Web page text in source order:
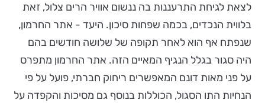
לצאת לגיחת התרעננות בה ננשום אוויר הרים צלול, זאת
בלווית הנכדים, בכמה שפחות סיכון. היעד - אתר החרמון,
שנפתח אף הוא לאחר תקופה של שלושה חודשים בהם
היה סגור בגלל הנגיף המאיים הזה. אתר החרמון מתפרס
על פני מאות דונם המאפשרים ריחוק חברתי, פועל על פי
הנחיות התו הסגול, הכוללות בנוסף גם מסיכות והקפדה על